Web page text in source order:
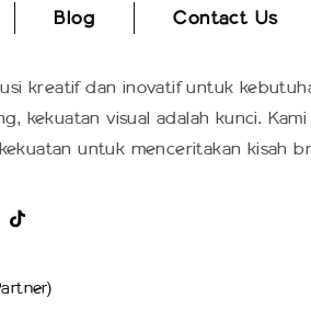
Blog
Contact Us
kreatif dan inovatif untuk
kekuatan visual adalah kunci.
untuk menceritakan kisah